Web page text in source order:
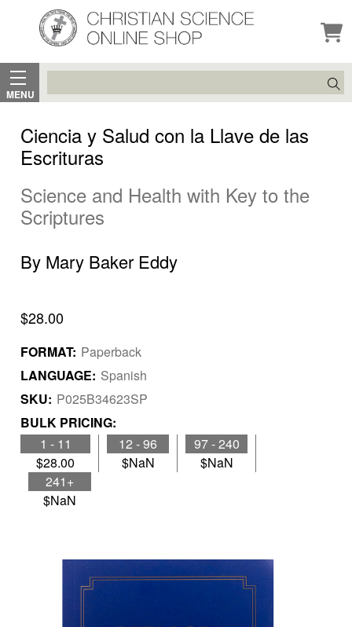
MENU
Search
Ciencia y Salud con la Llave de las
Escrituras
Science and Health with Key to the
Scriptures
By Mary Baker Eddy
$28.00
FORMAT: Paperback
LANGUAGE: Spanish
SKU: P025B34623SP
BULK PRICING:
1 - 11
$28.00
12 - 96
$NaN
97 - 240
$NaN
241+
$NaN